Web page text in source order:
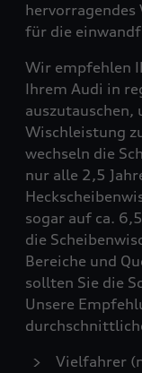
hervorragendes
für die
Wir empfehlen
Ihrem Audi in
auszutauschen,
Wischleistung
wechseln die
nur alle 2,5
sogar auf ca.
die
Bereiche und
sollten Sie die
Unsere
Vielfahrer